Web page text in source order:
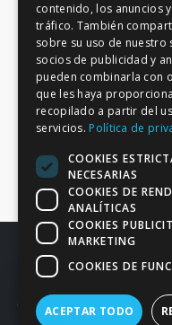
Mapa del sitio|Aviso Legal
C.I.F. B86980612 | C/
contenido, los anuncios
tráfico. También
sobre su uso de nuestro
socios de publicidad y
pueden combinarla con
que les haya
recopilado a partir del
servicios. Política de
COOKIES
NECESARIAS
COOKIES DE
ANALÍTICAS
COOKIES
MARKETING
COOKIES DE
ACEPTAR TODO